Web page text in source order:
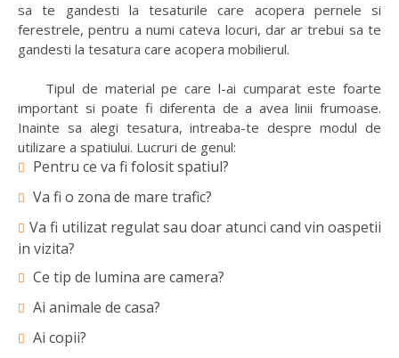
sa te gandesti la tesaturile care acopera pernele si
ferestrele, pentru a numi cateva locuri, dar ar trebui sa te
gandesti la tesatura care acopera mobilierul.
Tipul de material pe care l-ai cumparat este foarte
important si poate fi diferenta de a avea linii frumoase.
Inainte sa alegi tesatura, intreaba-te despre modul de
utilizare a spatiului. Lucruri de genul:
Pentru ce va fi folosit spatiul?
Va fi o zona de mare trafic?
Va fi utilizat regulat sau doar atunci cand vin oaspetii
in vizita?
Ce tip de lumina are camera?
Ai animale de casa?
Ai copii?